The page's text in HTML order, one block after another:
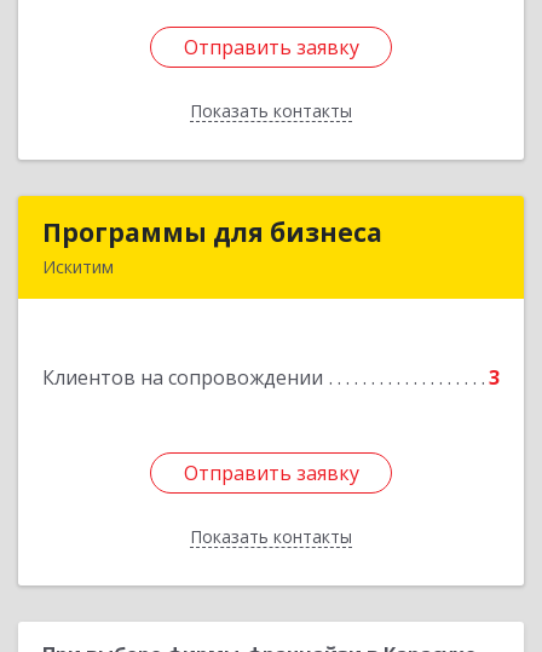
Отправить заявку
Показать контакты
Отправить заявку
Назад
Программы для бизнеса
Искитим
Клиентов на сопровождении 3
Отправить заявку
Показать контакты
Программы для бизнеса
Отправить заявку
Назад